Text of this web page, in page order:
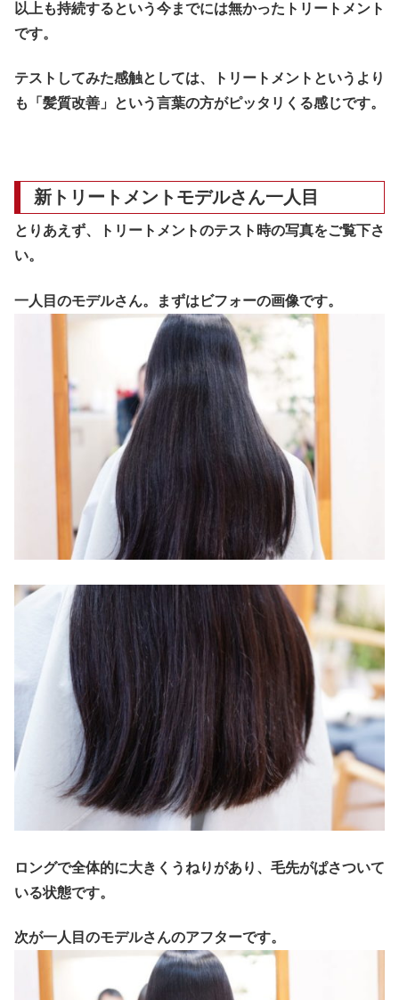
以上も持続するという今までには無かったトリートメント
です。
テストしてみた感触としては、トリートメントというより
も「髪質改善」という言葉の方がピッタリくる感じです。
新トリートメントモデルさん一人目
とりあえず、トリートメントのテスト時の写真をご覧下さ
い。
一人目のモデルさん。まずはビフォーの画像です。
ロングで全体的に大きくうねりがあり、毛先がぱさついて
いる状態です。
次が一人目のモデルさんのアフターです。